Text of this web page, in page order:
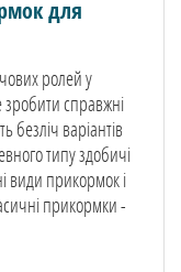
для
ролей у
справжні
безліч варіантів
типу здобичі
види прикормок і
прикормки -